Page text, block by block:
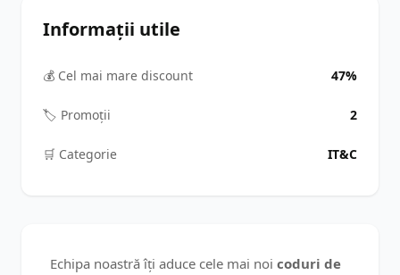
Informații utile
💰 Cel mai mare discount 47%
🏷️ Promoții 2
🛒️ Categorie IT&C
Echipa noastră îți aduce cele mai noi coduri de